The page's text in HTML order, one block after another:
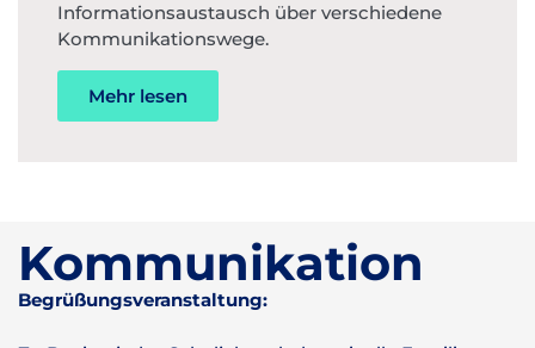
Informationsaustausch über verschiedene
Kommunikationswege.
Mehr lesen
Kommunikation
Begrüßungsveranstaltung: